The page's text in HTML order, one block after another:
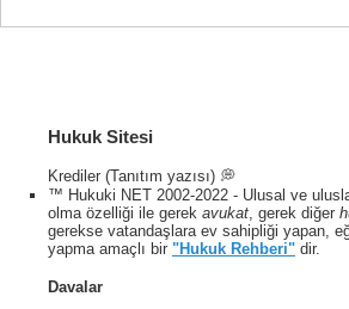
Hukuk Sitesi
Krediler (Tanıtım yazısı) 💭
™ Hukuki NET 2002-2022 - Ulusal ve
olma özelliği ile gerek avukat , gerek diğer
gerekse vatandaşlara ev sahipliği yapan,
yapma amaçlı bir "Hukuk Rehberi" dir.
Davalar